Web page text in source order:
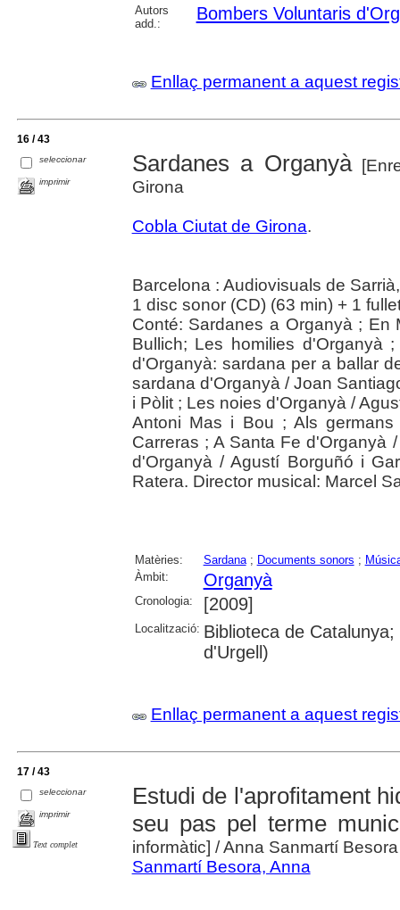
Autors
add.:
Bombers Voluntaris
Enllaç permanent a aquest
16 / 43
seleccionar
imprimir
Sardanes a Organyà
Girona
Cobla Ciutat de Girona.
Barcelona : Audiovisuals de
1 disc sonor (CD) (63 min) + 1
Conté: Sardanes a Organyà ;
Bullich; Les homilies
d'Organyà: sardana per a ballar
sardana d'Organyà / Joan
i Pòlit ; Les noies d'Organyà /
Antoni Mas i Bou ; Als
Carreras ; A Santa Fe d'Organyà
d'Organyà / Agustí Borguñó i
Ratera. Director musical: Marcel
Matèries: Sardana; Documents sonors ;
Àmbit:
Organyà
Cronologia: [2009]
Localització: Biblioteca de
d'Urgell)
Enllaç permanent a aquest
17 / 43
seleccionar
imprimir
Text complet
Estudi de l'aprofitament
seu pas pel terme
informàtic] / Anna Sanmartí
Sanmartí Besora, Anna